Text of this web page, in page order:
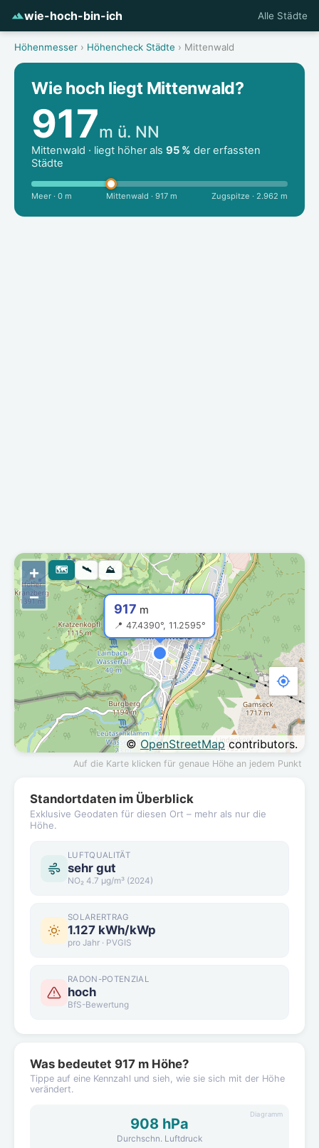
wie-hoch-bin-ich Alle Städte
Höhenmesser › Höhencheck Städte › Mittenwald
Wie hoch liegt Mittenwald?
917m ü. NN
Mittenwald · liegt höher als 95 % der erfassten
Städte
Meer · 0 m Mittenwald · 917 m Zugspitze · 2.962 m
917 m
📍 47.4390°, 11.2595°
+
−
© OpenStreetMapcontributors.
🗺 🛰 ⛰
Auf die Karte klicken für genaue Höhe an jedem Punkt
Standortdaten im Überblick
Exklusive Geodaten für diesen Ort – mehr als nur die
Höhe.
LUFTQUALITÄT
sehr gut
NO₂ 4.7 µg/m³ (2024)
SOLARERTRAG
1.127 kWh/kWp
pro Jahr · PVGIS
RADON-POTENZIAL
hoch
BfS-Bewertung
Was bedeutet 917 m Höhe?
Tippe auf eine Kennzahl und sieh, wie sie sich mit der Höhe
verändert.
908 hPa
Durchschn. Luftdruck
Diagramm